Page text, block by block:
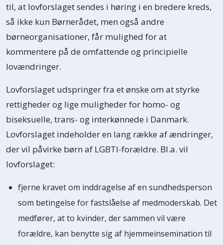
til, at lovforslaget sendes i høring i en bredere kreds,
så ikke kun Børnerådet, men også andre
børneorganisationer, får mulighed for at
kommentere på de omfattende og principielle
lovændringer.
Lovforslaget udspringer fra et ønske om at styrke
rettigheder og lige muligheder for homo- og
biseksuelle, trans- og interkønnede i Danmark.
Lovforslaget indeholder en lang række af ændringer,
der vil påvirke børn af LGBTI-forældre. Bl.a. vil
lovforslaget:
fjerne kravet om inddragelse af en sundhedsperson
som betingelse for fastslåelse af medmoderskab. Det
medfører, at to kvinder, der sammen vil være
forældre, kan benytte sig af hjemmeinsemination til